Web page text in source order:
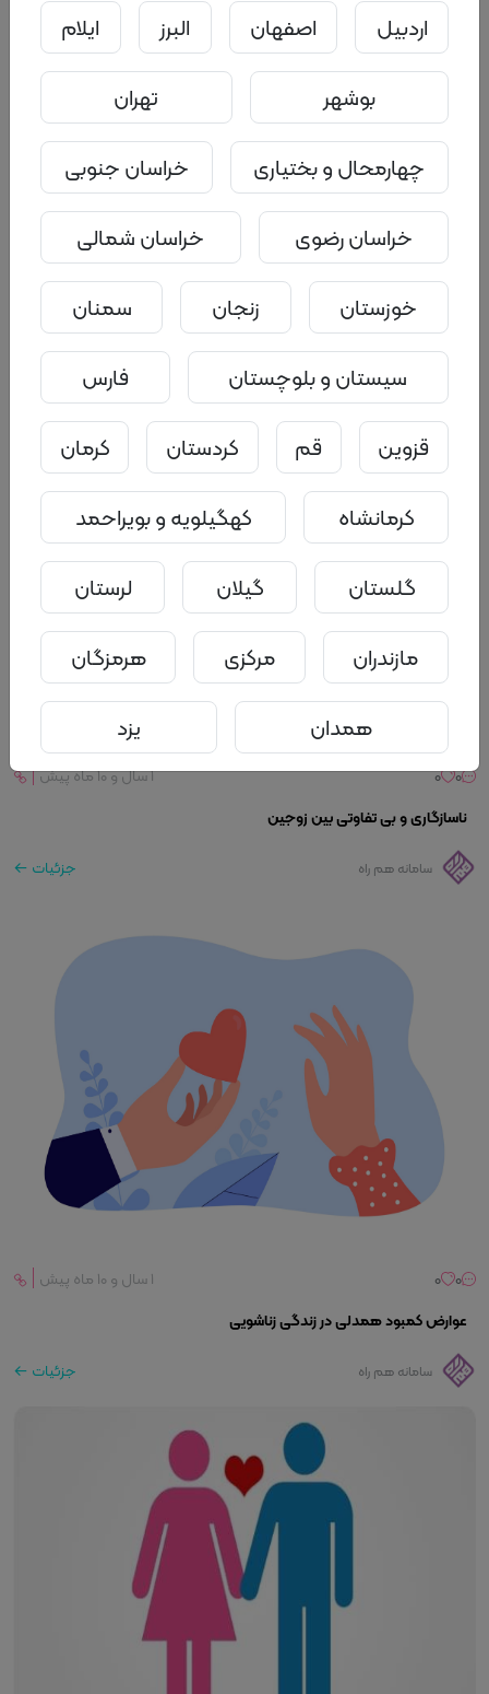
0 ۱ سال و ۱۰ ماه پیش
نوازشگری زبان عشق زوجین
جزئیات
0
0 ۱ سال و ۱۰ ماه پیش
ناسازگاری و بی تفاوتی بین زوجین
سامانه هم راه جزئیات
0
0 ۱ سال و ۱۰ ماه پیش
عوارض کمبود همدلی در زندگی زناشویی
سامانه هم راه جزئیات
اردبیل اصفهان البرز
ایلام
بوشهر
تهران
چهارمحال و بختیاری
خراسان جنوبی
خراسان رضوی
خراسان شمالی
خوزستان
زنجان
سمنان
سیستان و بلوچستان
فارس
قزوین
قم کردستان
کرمان
کرمانشاه
کهگیلویه و بویراحمد
گلستان
گیلان
لرستان
مازندران
مرکزی
هرمزگان
همدان
یزد